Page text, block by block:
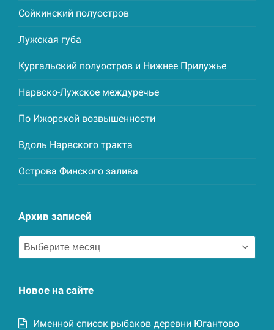
Сойкинский полуостров
Лужская губа
Кургальский полуостров и Нижнее Прилужье
Нарвско-Лужское междуречье
По Ижорской возвышенности
Вдоль Нарвского тракта
Острова Финского залива
Архив записей
Архив
записей
Новое на сайте
Именной список рыбаков деревни Югантово